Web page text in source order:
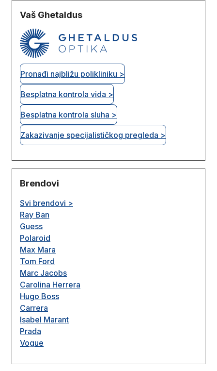
Vaš Ghetaldus
Pronađi najbližu polikliniku >
Besplatna kontrola vida >
Besplatna kontrola sluha >
Zakazivanje specijalističkog pregleda >
Brendovi
Svi brendovi >
Ray Ban
Guess
Polaroid
Max Mara
Tom Ford
Marc Jacobs
Carolina Herrera
Hugo Boss
Carrera
Isabel Marant
Prada
Vogue